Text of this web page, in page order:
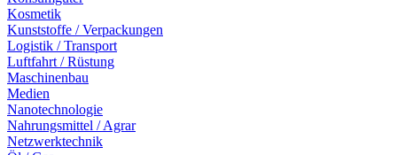
Kosmetik
Kunststoffe / Verpackungen
Logistik / Transport
Luftfahrt / Rüstung
Maschinenbau
Medien
Nanotechnologie
Nahrungsmittel / Agrar
Netzwerktechnik